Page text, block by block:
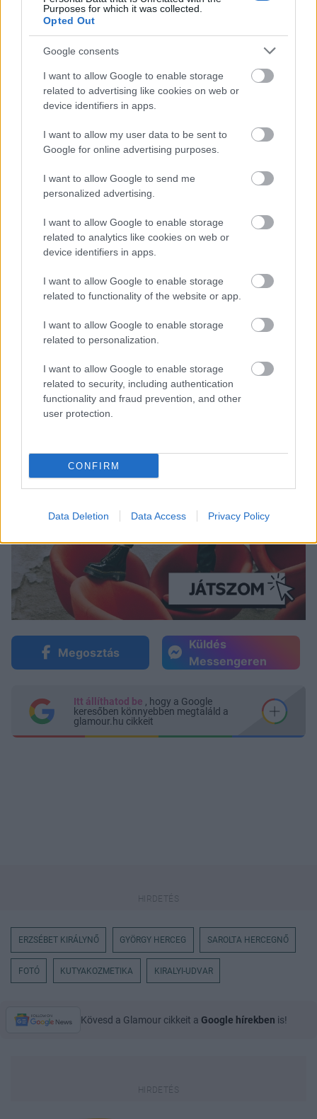
Purposes for which it was collected.
Opted Out
Google consents
I want to allow Google to enable storage
related to advertising like cookies on web or
device identifiers in apps.
I want to allow my user data to be sent to
Google for online advertising purposes.
I want to allow Google to send me
personalized advertising.
I want to allow Google to enable storage
related to analytics like cookies on web or
device identifiers in apps.
I want to allow Google to enable storage
related to functionality of the website or app.
I want to allow Google to enable storage
related to personalization.
I want to allow Google to enable storage
related to security, including authentication
functionality and fraud prevention, and other
user protection.
CONFIRM
Data Deletion Data Access Privacy Policy
rex/puzzlepix
Mi más mondhatnánk, mint hogy elbűvölőek a
képek, amelyeket természetesen nem más, mint
Annie Leibovitz készített, és még nagyon sok,
hasonlóan boldog születésnapot kívánunk az angol
királynőnek!
Megosztás
Küldés
Messengeren
Itt állíthatod be , hogy a Google
keresőben könnyebben megtaláld a
glamour.hu cikkeit
ERZSÉBET KIRÁLYNŐ GYÖRGY HERCEG SAROLTA HERCEGNŐ
FOTÓ KUTYAKOZMETIKA KIRALYI-UDVAR
Kövesd a Glamour cikkeit a Google hírekben is!